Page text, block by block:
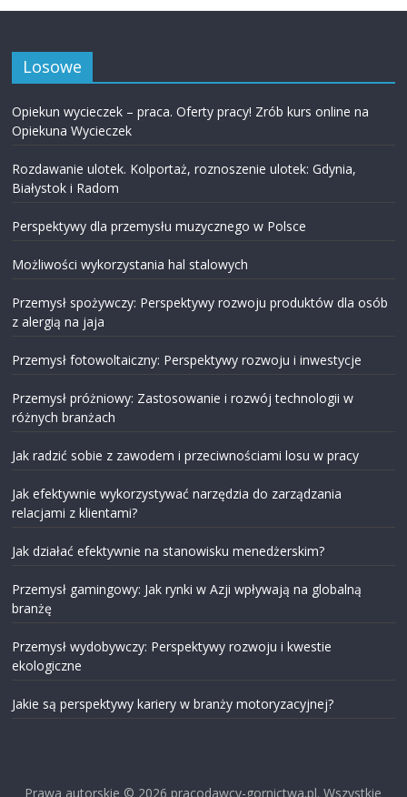
Losowe
Opiekun wycieczek – praca. Oferty pracy! Zrób kurs online na
Opiekuna Wycieczek
Rozdawanie ulotek. Kolportaż, roznoszenie ulotek: Gdynia,
Białystok i Radom
Perspektywy dla przemysłu muzycznego w Polsce
Możliwości wykorzystania hal stalowych
Przemysł spożywczy: Perspektywy rozwoju produktów dla osób
z alergią na jaja
Przemysł fotowoltaiczny: Perspektywy rozwoju i inwestycje
Przemysł próżniowy: Zastosowanie i rozwój technologii w
różnych branżach
Jak radzić sobie z zawodem i przeciwnościami losu w pracy
Jak efektywnie wykorzystywać narzędzia do zarządzania
relacjami z klientami?
Jak działać efektywnie na stanowisku menedżerskim?
Przemysł gamingowy: Jak rynki w Azji wpływają na globalną
branżę
Przemysł wydobywczy: Perspektywy rozwoju i kwestie
ekologiczne
Jakie są perspektywy kariery w branży motoryzacyjnej?
Prawa autorskie © 2026 pracodawcy-gornictwa.pl. Wszystkie